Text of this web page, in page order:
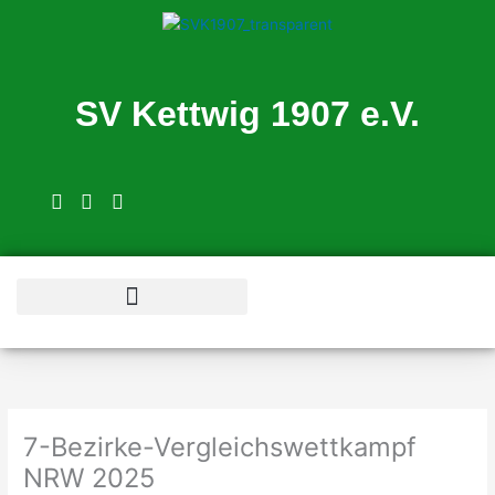
SV Kettwig 1907 e.V.
7-Bezirke-Vergleichswettkampf
NRW 2025